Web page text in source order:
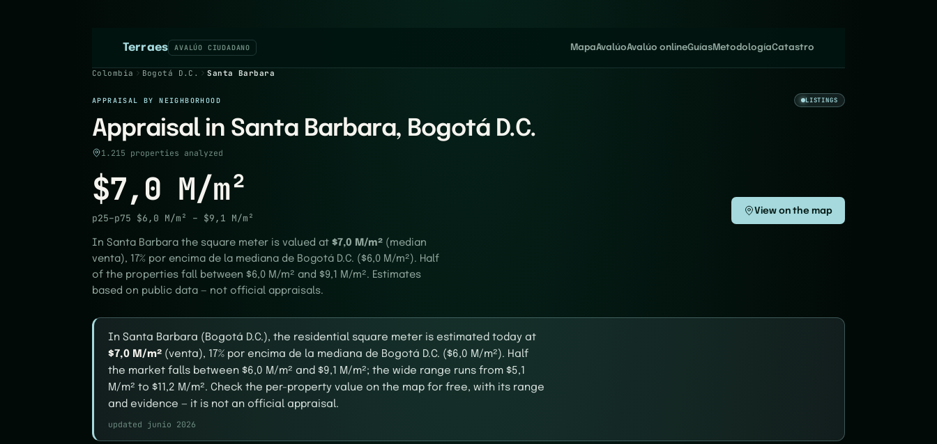
Terraes AVALÚO CIUDADANO MapaAvalúoAvalúo onlineGuíasMetodologíaCatastro
Colombia Bogotá D.C. Santa Barbara
APPRAISAL BY NEIGHBORHOOD LISTINGS
Appraisal in Santa Barbara, Bogotá D.C.
1.215 properties analyzed
$7,0 M/m²
p25–p75 $6,0 M/m² – $9,1 M/m²
View on the map
In Santa Barbara the square meter is valued at $7,0 M/m² (median
venta), 17% por encima de la mediana de Bogotá D.C. ($6,0 M/m²). Half
of the properties fall between $6,0 M/m² and $9,1 M/m². Estimates
based on public data — not official appraisals.
In Santa Barbara (Bogotá D.C.), the residential square meter is estimated today at
$7,0 M/m² (venta), 17% por encima de la mediana de Bogotá D.C. ($6,0 M/m²). Half
the market falls between $6,0 M/m² and $9,1 M/m²; the wide range runs from $5,1
M/m² to $11,2 M/m². Check the per-property value on the map for free, with its range
and evidence — it is not an official appraisal.
updated junio 2026